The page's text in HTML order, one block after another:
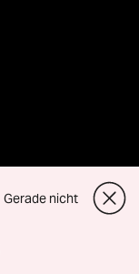
Gerade nicht